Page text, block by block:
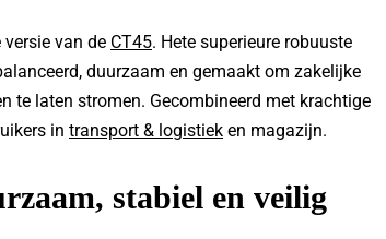
versie van de CT45. Hete superieure robuuste
duurzaam en gemaakt om zakelijke
te laten stromen. Gecombineerd met krachtige
in transport & logistiek en magazijn.
stabiel en veilig